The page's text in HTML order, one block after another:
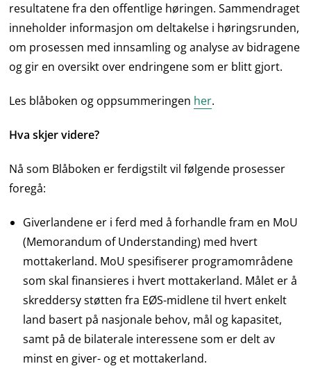
resultatene fra den offentlige høringen. Sammendraget
inneholder informasjon om deltakelse i høringsrunden,
om prosessen med innsamling og analyse av bidragene
og gir en oversikt over endringene som er blitt gjort.
Les blåboken og oppsummeringen her.
Hva skjer videre?
Nå som Blåboken er ferdigstilt vil følgende prosesser
foregå:
Giverlandene er i ferd med å forhandle fram en MoU
(Memorandum of Understanding) med hvert
mottakerland. MoU spesifiserer programområdene
som skal finansieres i hvert mottakerland. Målet er å
skreddersy støtten fra EØS-midlene til hvert enkelt
land basert på nasjonale behov, mål og kapasitet,
samt på de bilaterale interessene som er delt av
minst en giver- og et mottakerland.